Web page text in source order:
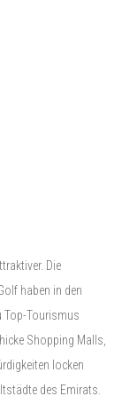
Die
haben in den
Top-Tourismus
Shopping Malls,
locken
des Emirats.